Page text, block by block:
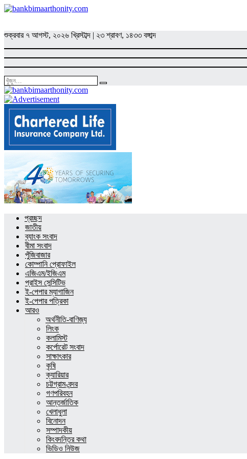
শুক্রবার ৭ আগস্ট, ২০২৬ খ্রিস্টাব্দ | ২৩ শ্রাবণ, ১৪৩৩ বঙ্গাব্দ
প্রচ্ছদ
জাতীয়
ব্যাংক সংবাদ
বীমা সংবাদ
পুঁজিবাজার
কোম্পানি প্রোফাইল
এজিএম/ইজিএম
প্রাইস সেন্সিটিভ
ই-পেপার ম্যাগাজিন
ই-পেপার পত্রিকা
আরও
অর্থনীতি-বাণিজ্য
লিংক
কলামিস্ট
কর্পোরেট সংবাদ
সাক্ষাৎকার
কৃষি
ক্যারিয়ার
চট্টগ্রাম-বন্দর
গণপরিবহন
আন্তর্জাতিক
খেলাধুলা
বিনোদন
সম্পাদকীয়
কিংবদন্তির কথা
ভিডিও নিউজ